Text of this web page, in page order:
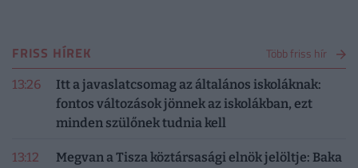
FRISS HÍREK Több friss hír
13:26
Itt a javaslatcsomag az általános iskoláknak:
fontos változások jönnek az iskolákban, ezt
minden szülőnek tudnia kell
13:12
Megvan a Tisza köztársasági elnök jelöltje: Baka